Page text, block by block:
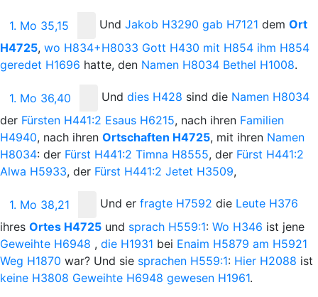
1. Mo 35,15 Und Jakob H3290 gab H7121 dem Ort
H4725, wo H834+H8033 Gott H430 mit H854 ihm H854
geredet H1696 hatte, den Namen H8034 Bethel H1008.
1. Mo 36,40 Und dies H428 sind die Namen H8034
der Fürsten H441:2 Esaus H6215, nach ihren Familien
H4940, nach ihren Ortschaften H4725, mit ihren Namen
H8034: der Fürst H441:2 Timna H8555, der Fürst H441:2
Alwa H5933, der Fürst H441:2 Jetet H3509,
1. Mo 38,21 Und er fragte H7592 die Leute H376
ihres Ortes H4725 und sprach H559:1: Wo H346 ist jene
Geweihte H6948 , die H1931 bei Enaim H5879 am H5921
Weg H1870 war? Und sie sprachen H559:1: Hier H2088 ist
keine H3808 Geweihte H6948 gewesen H1961.